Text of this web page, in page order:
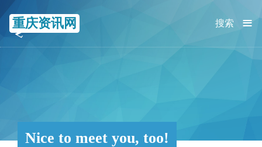
重庆资讯网 ≡
搜索
Nice to meet you, too!